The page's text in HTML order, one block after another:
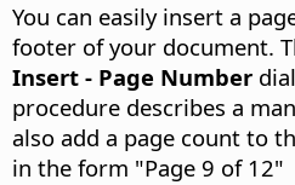
You can easily insert a
footer of your document.
Insert - Page Number
procedure describes a
also add a page count to
in the form "Page 9 of 12"